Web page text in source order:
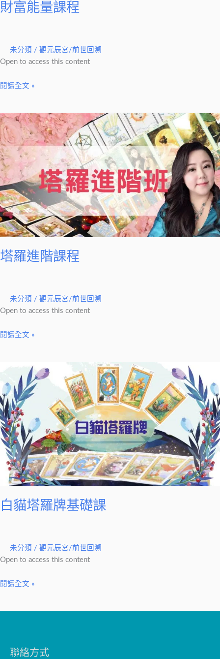
財富能量課程
未分類 / 觀元辰宮/前世回溯
Open to access this content
閱讀全文 »
塔羅進階課程
未分類 / 觀元辰宮/前世回溯
Open to access this content
塔
羅
進
階
課
程
閱讀全文 »
白貓塔羅牌基礎課
未分類 / 觀元辰宮/前世回溯
Open to access this content
貓
塔
羅
牌
基
礎
課
閱讀全文 »
聯絡方式